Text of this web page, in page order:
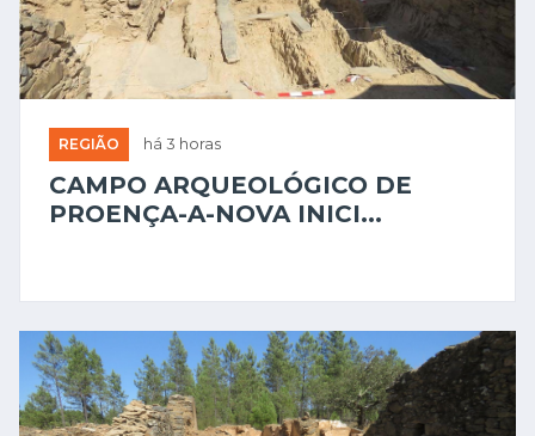
REGIÃO há 3 horas
CAMPO ARQUEOLÓGICO DE
PROENÇA-A-NOVA INICI...